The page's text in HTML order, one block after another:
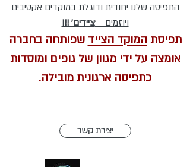
התפיסה שלנו יחודית ודוגלת במוקדים אקטיבים
ויוזמים - 'ציידים' !!!
תפיסתהמוקד הצייד שפותחה בחברה
אומצה על ידי מגוון של גופים ומוסדות
כתפיסהארגונית מובילה.
יצירת קשר